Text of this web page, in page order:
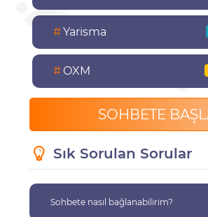
#Yarisma
# OXM
SOHBETE
Sık Sorulan Sorular
Sohbete nasıl bağlanabilirim?